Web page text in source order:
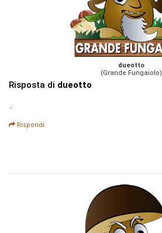
dueotto
(Grande Fungaiolo)
Risposta di dueotto
Rispondi